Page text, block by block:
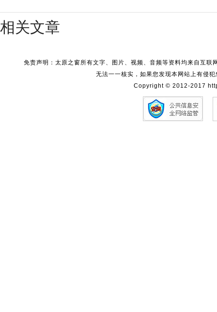
相关文章
免责声明：太原之窗所有文字、图片、视频、音频等资料均来自互
无法一一核实，如果您发现本网站上有侵
Copyright © 2012-2017